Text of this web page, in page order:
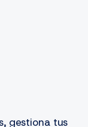
gestiona tus